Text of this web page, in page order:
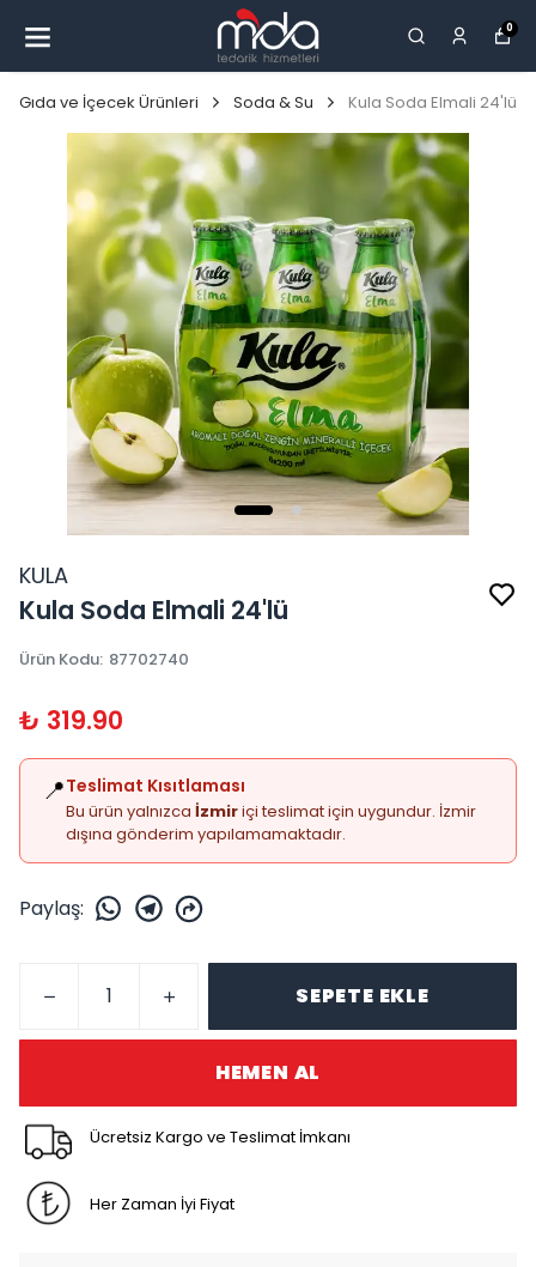
0
Gıda ve İçecek Ürünleri Soda & Su Kula Soda Elmali 24'lü
KULA
Kula Soda Elmali 24'lü
Ürün Kodu: 87702740
₺ 319.90
📍Teslimat Kısıtlaması
Bu ürün yalnızca İzmiriçi teslimat için uygundur. İzmir
dışına gönderim yapılamamaktadır.
Paylaş:
SEPETE EKLE
HEMEN AL
Ücretsiz Kargo ve Teslimat İmkanı
Her Zaman İyi Fiyat